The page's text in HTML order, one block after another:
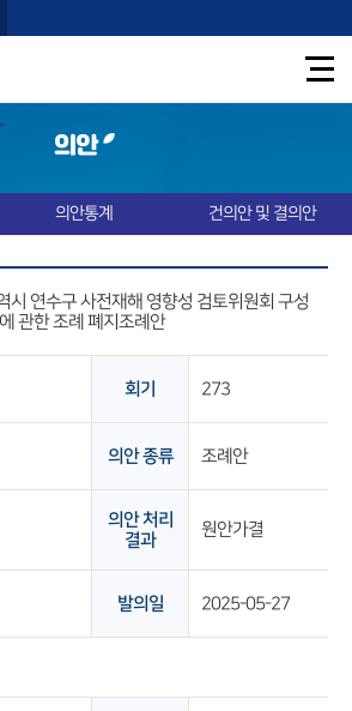
의안
의안통계 건의안 및 결의안
시 연수구 사전재해 영향성 검토위원회 구성
관한 조례 폐지조례안
회기 273
의안 종류 조례안
의안 처리
결과
원안가결
발의일 2025-05-27